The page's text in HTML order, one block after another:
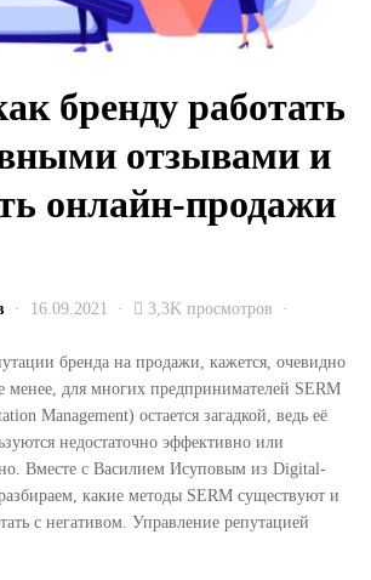
бренду работать
отзывами и
онлайн-продажи
16.09.2021
3,3K просмотров
бренда на продажи, кажется, очевидно
менее, для многих предпринимателей SERM
Management) остается загадкой, ведь её
недостаточно эффективно или
Вместе с Василием Исуповым из Digital-
какие методы SERM существуют и
с негативом. Управление репутацией